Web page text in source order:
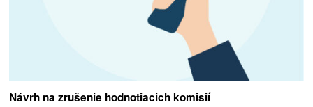
Návrh na zrušenie hodnotiacich komisií